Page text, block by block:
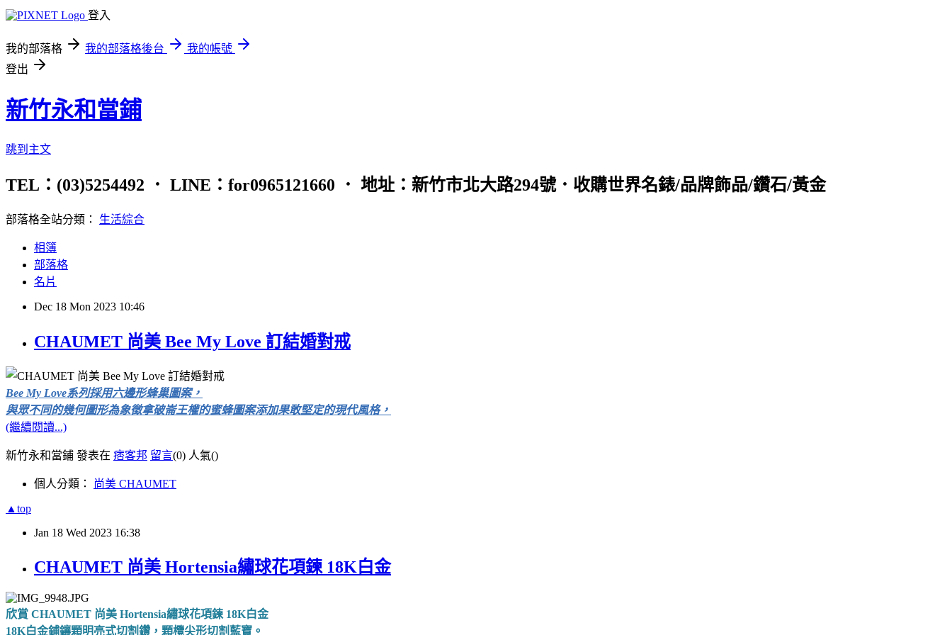
登入
我的部落格 我的部落格後台
我的帳號
登出
新竹永和當鋪
跳到主文
TEL：(03)5254492 ． LINE：for0965121660 ． 地址：新竹市北大路294號．收購世界名錶/品牌飾品/鑽石/黃金
部落格全站分類： 生活綜合
相簿
部落格
名片
Dec 18 Mon 2023 10:46
CHAUMET 尚美 Bee My Love 訂結婚對戒
Bee My Love系列採用六邊形蜂巢圖案，
與眾不同的幾何圖形為象徵拿破崙王權的蜜蜂圖案添加果敢堅定的現代風格，
(繼續閱讀...)
新竹永和當鋪 發表在 痞客邦 留言(0) 人氣()
個人分類： 尚美 CHAUMET
▲top
Jan 18 Wed 2023 16:38
CHAUMET 尚美 Hortensia繡球花項鍊 18K白金
欣賞 CHAUMET 尚美 Hortensia繡球花項鍊 18K白金
18K白金鋪鑲顆明亮式切割鑽，顆欖尖形切割藍寶。